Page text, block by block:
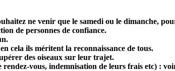
ne venir que le samedi ou le dimanche,
de personnes de confiance.
cela ils méritent la reconnaissance de tous.
des oiseaux sur leur trajet.
rendez-vous, indemnisation de leurs frais etc) :